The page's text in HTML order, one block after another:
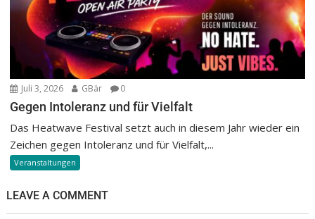
Juli 3, 2026 GBär 0
Gegen Intoleranz und für Vielfalt
Das Heatwave Festival setzt auch in diesem Jahr wieder ein
Zeichen gegen Intoleranz und für Vielfalt,...
Veranstaltungen
LEAVE A COMMENT